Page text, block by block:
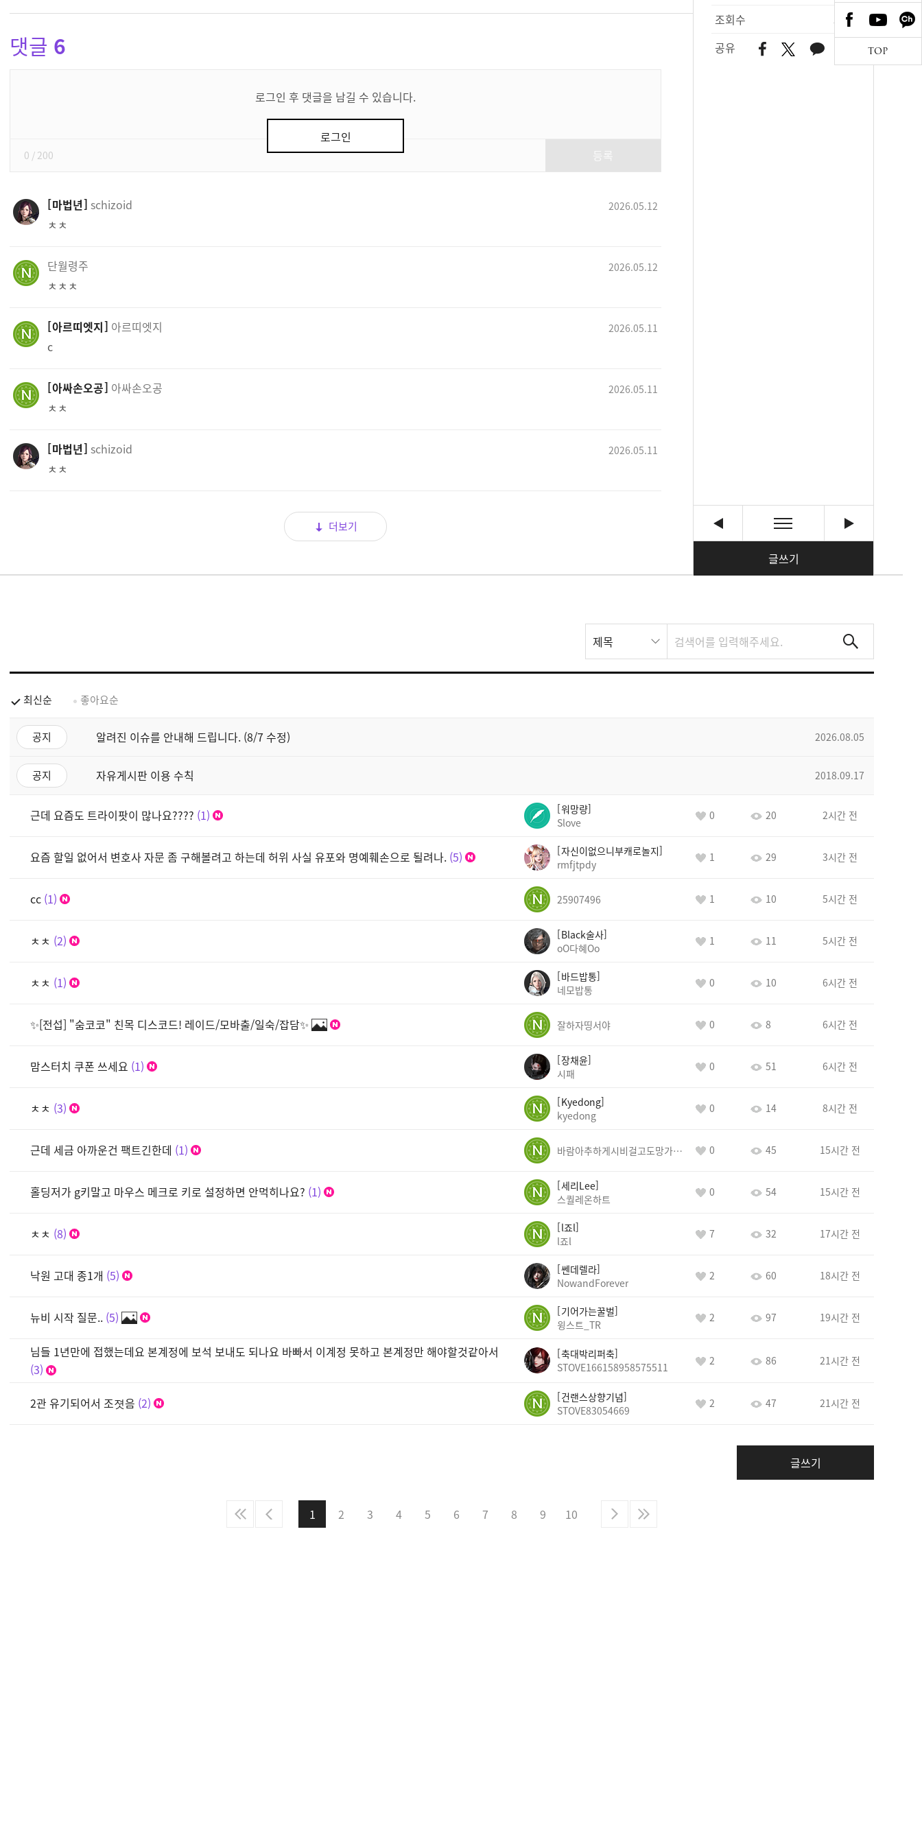
조회수
361
공유
글쓰기
댓글 6
로그인 후 댓글을 남길 수 있습니다.
로그인
0 / 200
마법년 schizoid 2026.05.12
ㅊㅊ
단월령주 2026.05.12
ㅊㅊㅊ
아르띠엣지 아르띠엣지 2026.05.11
c
아싸손오공 아싸손오공 2026.05.11
ㅊㅊ
마법년 schizoid 2026.05.11
ㅊㅊ
더보기
스
트
제목
최신순 좋아요순
공지 알려진 이슈를 안내해 드립니다. (8/7 수정) 2026.08.05
공지 자유게시판 이용 수칙 2018.09.17
근데 요즘도 트라이팟이 많나요???? 1
워망량
Slove
0 20 2시간 전
요즘 할일 없어서 변호사 자문 좀 구해볼려고 하는데 허위 사실 유포와 명예훼손으로 될려나. 5
자신이없으니부캐로놀지
rmfjtpdy
1 29 3시간 전
cc 1 25907496 1 10 5시간 전
ㅊㅊ 2
Black술사
oO다혜Oo
1 11 5시간 전
ㅊㅊ 1
바드밥통
네모밥통
0 10 6시간 전
✨[전섭] "숨코코" 친목 디스코드! 레이드/모바출/일숙/잡담✨ 잘하자띵서야 0 8 6시간 전
맘스터치 쿠폰 쓰세요 1
장채윤
시패
0 51 6시간 전
ㅊㅊ 3
Kyedong
kyedong
0 14 8시간 전
근데 세금 아까운건 팩트긴한데 1 바람아추하게시비걸고도망가냐당당하게글써 0 45 15시간 전
홀딩저가 g키말고 마우스 메크로 키로 설정하면 안먹히나요? 1
세리Lee
스퀄레온하트
0 54 15시간 전
ㅊㅊ 8
l죠l
l죠l
7 32 17시간 전
낙원 고대 종1개 5
쎈데렐라
NowandForever
2 60 18시간 전
뉴비 시작 질문.. 5
기어가는꿀벌
윙스트_TR
2 97 19시간 전
님들 1년만에 접했는데요 본계정에 보석 보내도 되나요 바빠서 이계정 못하고 본계정만 해야할것같아서
3
축대박리퍼축
STOVE166158958575511
2 86 21시간 전
2관 유기되어서 조졋음 2
건랜스상향기념
STOVE83054669
2 47 21시간 전
글쓰기
1 2 3 4 5 6 7 8 9 10
TOP